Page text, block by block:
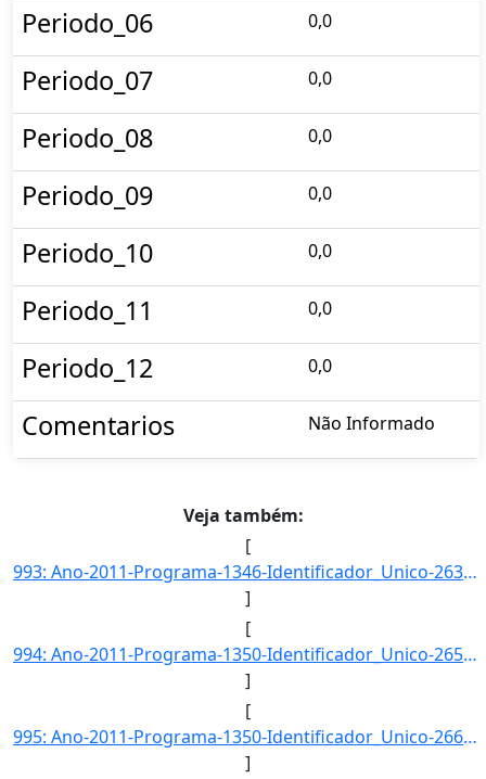
Periodo_06 0,0
Periodo_07 0,0
Periodo_08 0,0
Periodo_09 0,0
Periodo_10 0,0
Periodo_11 0,0
Periodo_12 0,0
Comentarios Não Informado
Veja também:
[
993: Ano-2011-Programa-1346-Identificador_Unico-2630-Descricao-Consumo_Nacional_de_Substancias_que_Destro]
]
[
994: Ano-2011-Programa-1350-Identificador_Unico-2659-Descricao-Taxa_de_Jovens_e_Adultos_das_Areas_de_Refo]
]
[
995: Ano-2011-Programa-1350-Identificador_Unico-2660-Descricao-Taxa_de_Jovens_e_Adultos_das_Areas_de_Refo]
]